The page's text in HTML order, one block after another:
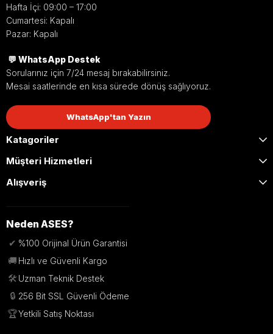
Hafta İçi: 09:00 – 17:00
Cumartesi: Kapalı
Pazar: Kapalı
💬 WhatsApp Destek
Sorularınız için 7/24 mesaj bırakabilirsiniz.
Mesai saatlerinde en kısa sürede dönüş sağlıyoruz.
WhatsApp'tan Yazın
Katagoriler
Müşteri Hizmetleri
Alışveriş
Neden ASES?
✔ %100 Orijinal Ürün Garantisi
🚚 Hızlı ve Güvenli Kargo
🛠️ Uzman Teknik Destek
🔒 256 Bit SSL Güvenli Ödeme
🏆Yetkili Satış Noktası